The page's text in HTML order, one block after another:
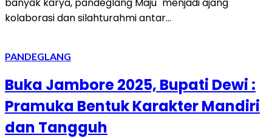
kolaborasi dan silahturahmi antar...
PANDEGLANG
Buka Jambore 2025, Bupati Dewi :
Pramuka Bentuk Karakter Mandiri
dan Tangguh